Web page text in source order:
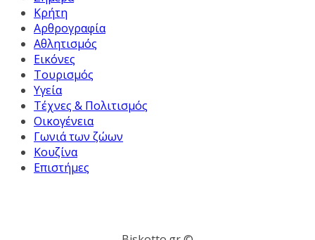
Κρήτη
Αρθρογραφία
Αθλητισμός
Εικόνες
Τουρισμός
Υγεία
Τέχνες & Πολιτισμός
Οικογένεια
Γωνιά των ζώων
Κουζίνα
Επιστήμες